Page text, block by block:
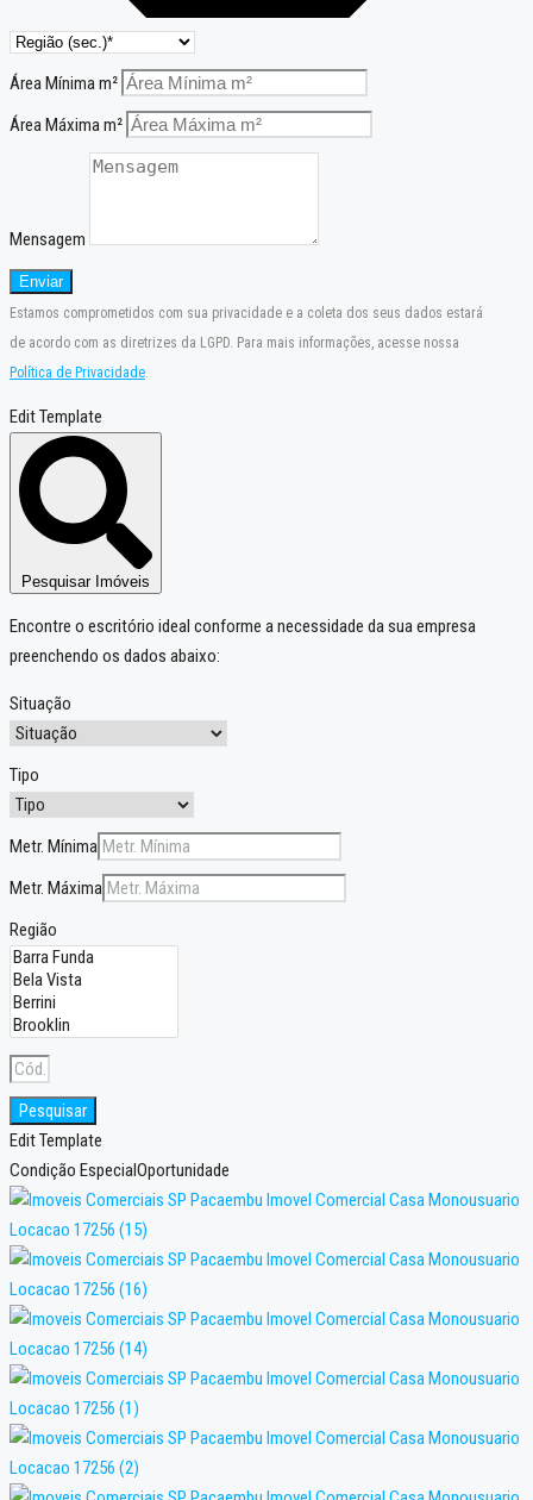
Área Mínima m²
Área Máxima m²
Mensagem
Enviar
Estamos comprometidos com sua privacidade e a coleta dos seus dados estará
de acordo com as diretrizes da LGPD. Para mais informações, acesse nossa
Política de Privacidade.
Edit Template
Pesquisar Imóveis
Encontre o escritório ideal conforme a necessidade da sua empresa
preenchendo os dados abaixo:
Situação
Tipo
Metr. Mínima
Metr. Máxima
Região
Pesquisar
Edit Template
Condição EspecialOportunidade